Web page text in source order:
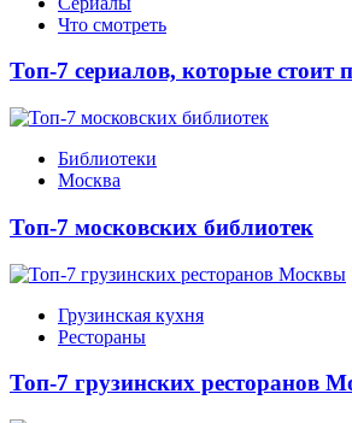
Что смотреть
Топ-7 сериалов, которые стоит
Библиотеки
Москва
Топ-7 московских библиотек
Грузинская кухня
Рестораны
Топ-7 грузинских ресторанов